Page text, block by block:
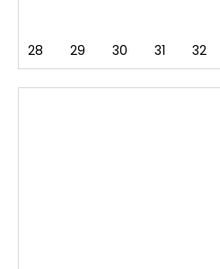
28 29 30 31 32